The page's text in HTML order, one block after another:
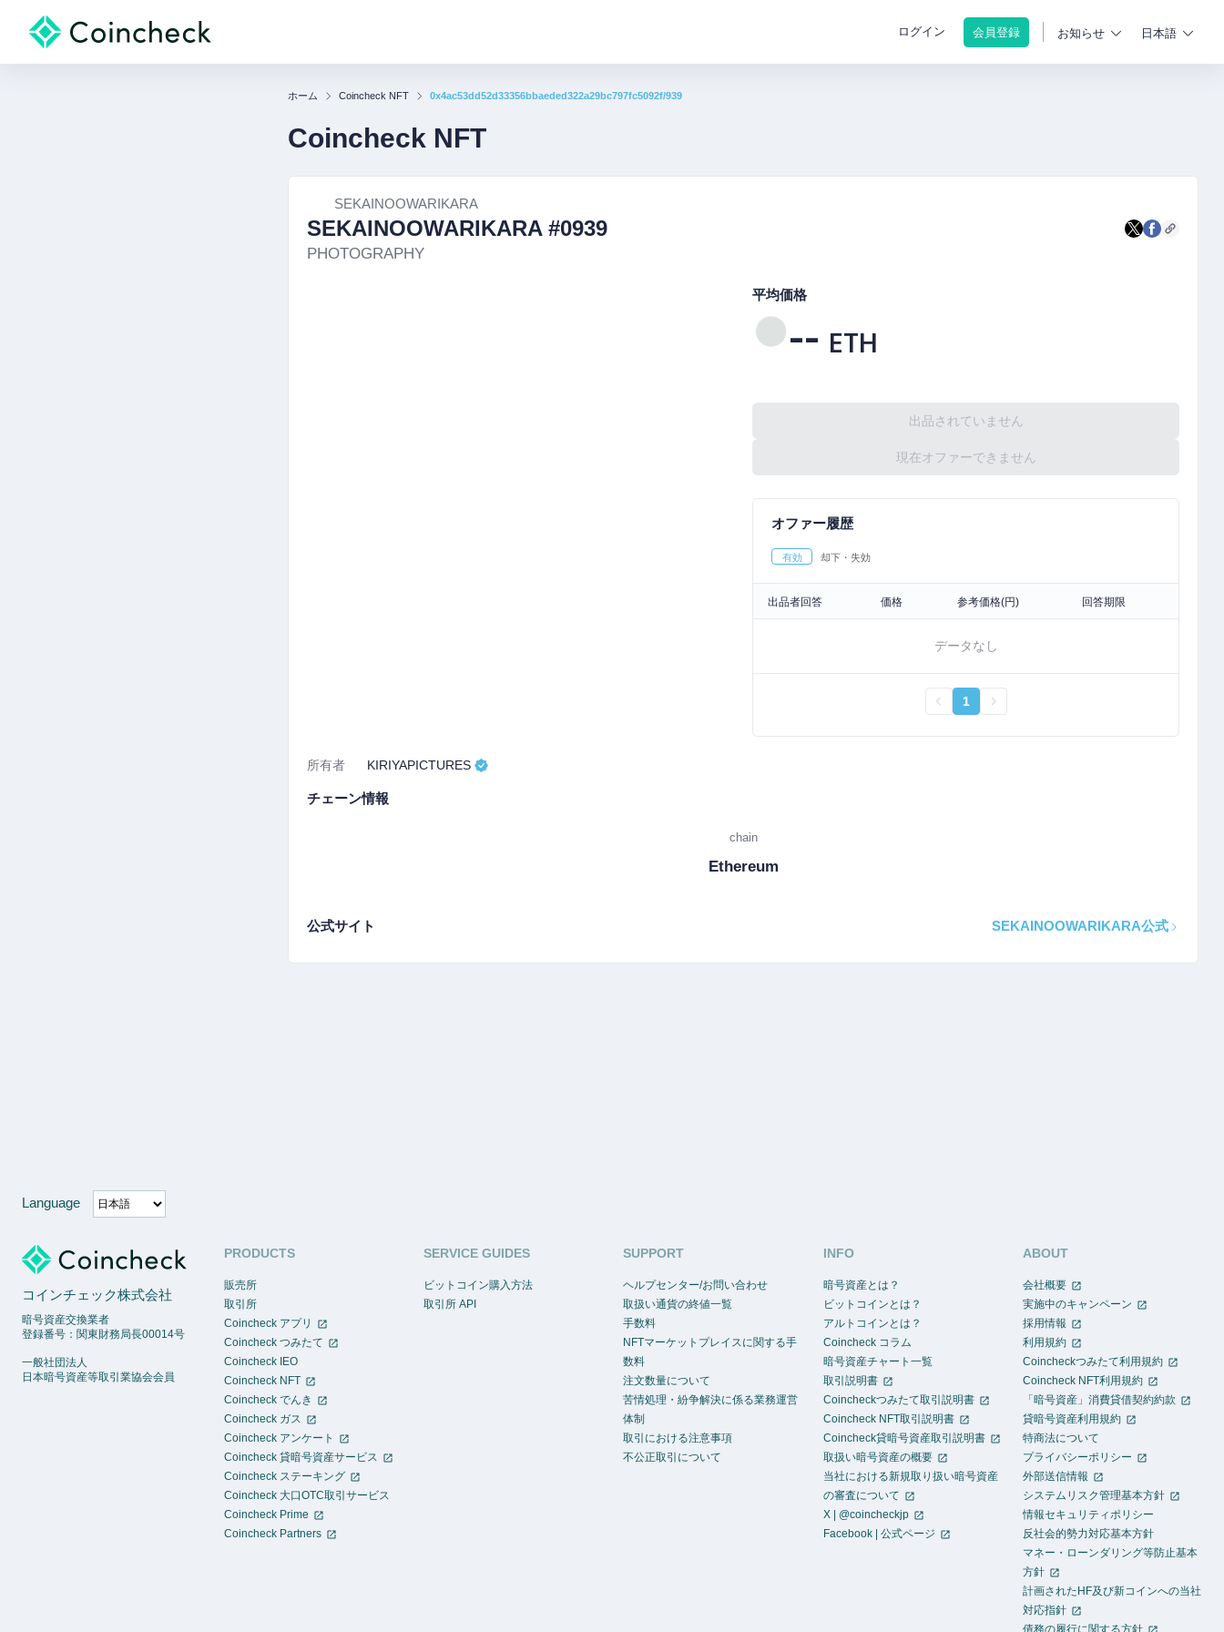
ログイン 会員登録 お知らせ 日本語
ホーム Coincheck NFT 0x4ac53dd52d33356bbaeded322a29bc797fc5092f/939
Coincheck NFT
SEKAINOOWARIKARA
SEKAINOOWARIKARA #0939
PHOTOGRAPHY
平均価格
-- ETH
出品されていません
現在オファーできません
オファー履歴
有効 却下・失効
出品者回答 価格 参考価格(円) 回答期限
データなし
1
所有者 KIRIYAPICTURES
チェーン情報
chain
Ethereum
公式サイト SEKAINOOWARIKARA公式
Language
コインチェック株式会社
暗号資産交換業者
登録番号：関東財務局長00014号
一般社団法人
日本暗号資産等取引業協会会員
PRODUCTS
販売所
取引所
Coincheck アプリ
Coincheck つみたて
Coincheck IEO
Coincheck NFT
Coincheck でんき
Coincheck ガス
Coincheck アンケート
Coincheck 貸暗号資産サービス
Coincheck ステーキング
Coincheck 大口OTC取引サービス
Coincheck Prime
Coincheck Partners
SERVICE GUIDES
ビットコイン購入方法
取引所 API
SUPPORT
ヘルプセンター/お問い合わせ
取扱い通貨の終値一覧
手数料
NFTマーケットプレイスに関する手
数料
注文数量について
苦情処理・紛争解決に係る業務運営
体制
取引における注意事項
不公正取引について
INFO
暗号資産とは？
ビットコインとは？
アルトコインとは？
Coincheck コラム
暗号資産チャート一覧
取引説明書
Coincheckつみたて取引説明書
Coincheck NFT取引説明書
Coincheck貸暗号資産取引説明書
取扱い暗号資産の概要
当社における新規取り扱い暗号資産
の審査について
X | @coincheckjp
Facebook | 公式ページ
ABOUT
会社概要
実施中のキャンペーン
採用情報
利用規約
Coincheckつみたて利用規約
Coincheck NFT利用規約
「暗号資産」消費貸借契約約款
貸暗号資産利用規約
特商法について
プライバシーポリシー
外部送信情報
システムリスク管理基本方針
情報セキュリティポリシー
反社会的勢力対応基本方針
マネー・ローンダリング等防止基本
方針
計画されたHF及び新コインへの当社
対応指針
債務の履行に関する方針